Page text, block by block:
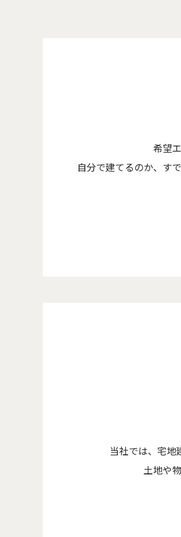
希望
自分で建てるのか、す
当社では、宅地
土地や